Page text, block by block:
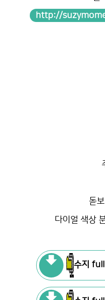
http://
돋
다이얼 색상
수지